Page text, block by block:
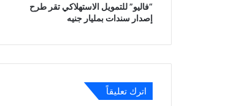
“فاليو” للتمويل الاستهلاكي تقر طرح
إصدار سندات بمليار جنيه
اترك تعليقاً